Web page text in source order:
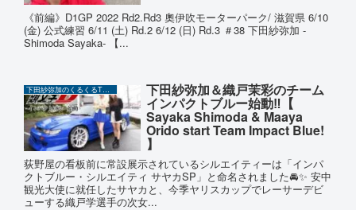
《前編》D1GP 2022 Rd2.Rd3 奧伊吹モーターパーク/ 滋賀県 6/10
(金) 公式練習 6/11 (土) Rd.2 6/12 (日) Rd.3 ＃38 下田紗弥加 -
Shimoda Sayaka- 【...
下田紗弥加＆織戸茉彩のチーム
インパクトブルー始動‼️【
Sayaka Shimoda & Maaya
Orido start Team Impact Blue!
】
荻野屋の看板前に常設展示されているシルエイティーは「インパ
クトブルー・シルエイティ サヤカSP」と命名されました🚘✨ 安中
観光大使に就任したサヤカと、今季ヤリスカップでレーサーデビ
ューする織戸学選手の次女...